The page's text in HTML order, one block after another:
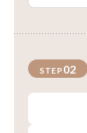
STEP 02